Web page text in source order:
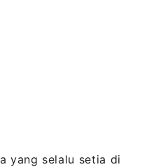
yang selalu setia di